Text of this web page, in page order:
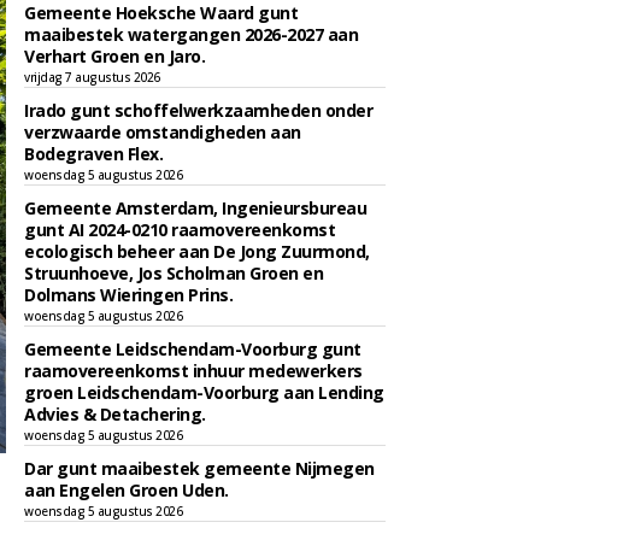
Gemeente Hoeksche Waard gunt
maaibestek watergangen 2026-2027 aan
Verhart Groen en Jaro.
vrijdag 7 augustus 2026
Irado gunt schoffelwerkzaamheden onder
verzwaarde omstandigheden aan
Bodegraven Flex.
woensdag 5 augustus 2026
Gemeente Amsterdam, Ingenieursbureau
gunt AI 2024-0210 raamovereenkomst
ecologisch beheer aan De Jong Zuurmond,
Struunhoeve, Jos Scholman Groen en
Dolmans Wieringen Prins.
woensdag 5 augustus 2026
Gemeente Leidschendam-Voorburg gunt
raamovereenkomst inhuur medewerkers
groen Leidschendam-Voorburg aan Lending
Advies & Detachering.
woensdag 5 augustus 2026
Dar gunt maaibestek gemeente Nijmegen
aan Engelen Groen Uden.
woensdag 5 augustus 2026